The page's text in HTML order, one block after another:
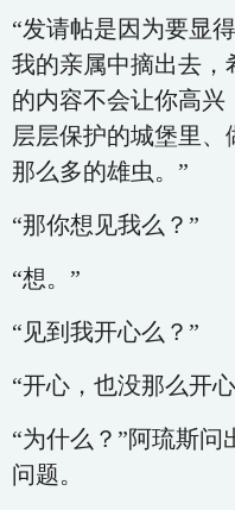
“发请帖是因为要显
我的亲属中摘出去，
的内容不会让你高
层层保护的城堡里
那么多的雄虫。”
“那你想见我么？”
“想。”
“见到我开心么？”
“开心，也没那么开
“为什么？”阿琉斯
问题。